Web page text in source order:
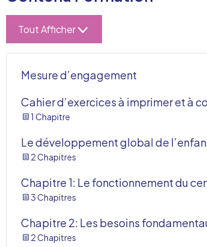
Tout Afficher
Mesure d’engagement
Cahier d’exercices à imprimer et à
1 Chapitre
Le développement global de
2 Chapitres
Chapitre 1: Le fonctionnement du
3 Chapitres
Chapitre 2: Les besoins
2 Chapitres